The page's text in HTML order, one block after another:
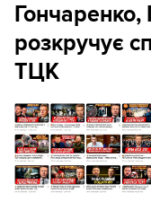
Гончаренко,
розкручує
ТЦК